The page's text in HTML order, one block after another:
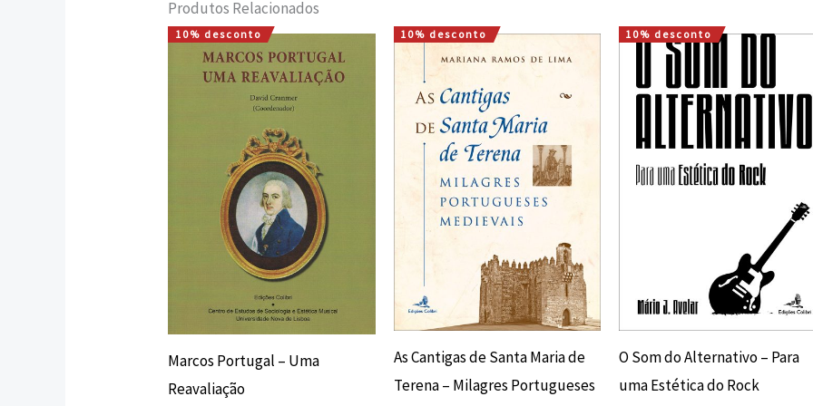
Produtos Relacionados
10% desconto
Marcos Portugal – Uma
Reavaliação
O
preço
original
18,00 €.
O
preço
atual
é:
16,20 €.
10% desconto
As Cantigas de Santa Maria de
Terena – Milagres Portugueses
O
preço
era:
18,00 €.
O
preço
atual
é:
16,20 €.
10% desconto
O Som do Alternativo – Para
uma Estética do Rock
O
preço
era:
15,00 €.
O
é:
13,50 €.